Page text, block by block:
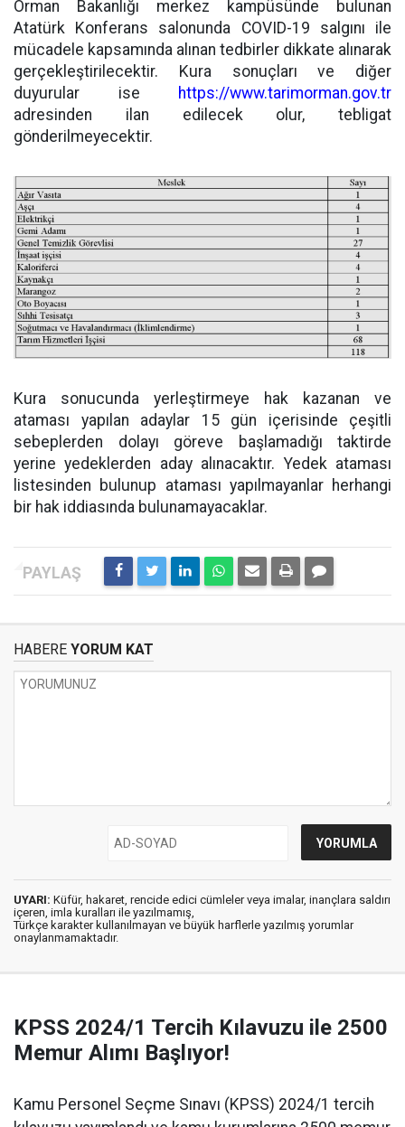
Orman Bakanlığı merkez kampüsünde bulunan
Atatürk Konferans salonunda COVID-19 salgını ile
mücadele kapsamında alınan tedbirler dikkate alınarak
gerçekleştirilecektir. Kura sonuçları ve diğer
duyurular ise https://www.tarimorman.gov.tr
adresinden ilan edilecek olur, tebligat
gönderilmeyecektir.
Kura sonucunda yerleştirmeye hak kazanan ve
ataması yapılan adaylar 15 gün içerisinde çeşitli
sebeplerden dolayı göreve başlamadığı taktirde
yerine yedeklerden aday alınacaktır. Yedek ataması
listesinden bulunup ataması yapılmayanlar herhangi
bir hak iddiasında bulunamayacaklar.
HABERE YORUM KAT
UYARI: Küfür, hakaret, rencide edici cümleler veya imalar, inançlara saldırı
içeren, imla kuralları ile yazılmamış,
Türkçe karakter kullanılmayan ve büyük harflerle yazılmış yorumlar
onaylanmamaktadır.
KPSS 2024/1 Tercih Kılavuzu ile 2500
Memur Alımı Başlıyor!
Kamu Personel Seçme Sınavı (KPSS) 2024/1 tercih